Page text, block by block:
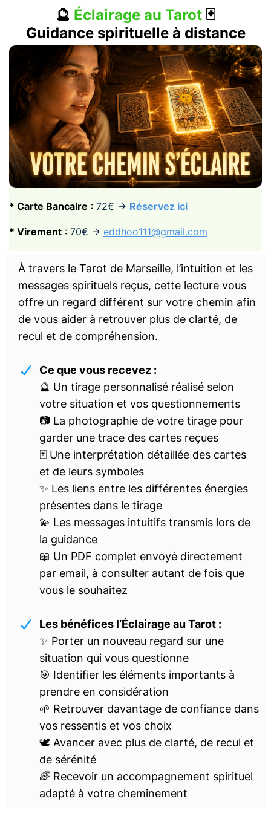
🔮 Éclairage au Tarot 🃏
Guidance spirituelle à distance
* Carte Bancaire : 72€ -> Réservez ici
* Virement : 70€ -> eddhoo111@gmail.com
À travers le Tarot de Marseille, l’intuition et les
messages spirituels reçus, cette lecture vous
offre un regard différent sur votre chemin afin
de vous aider à retrouver plus de clarté, de
recul et de compréhension.
Ce que vous recevez :
🔮 Un tirage personnalisé réalisé selon
votre situation et vos questionnements
📷 La photographie de votre tirage pour
garder une trace des cartes reçues
🃏 Une interprétation détaillée des cartes
et de leurs symboles
✨ Les liens entre les différentes énergies
présentes dans le tirage
💫 Les messages intuitifs transmis lors de
la guidance
📖 Un PDF complet envoyé directement
par email, à consulter autant de fois que
vous le souhaitez
Les bénéfices l’Éclairage au Tarot :
✨ Porter un nouveau regard sur une
situation qui vous questionne
🎯 Identifier les éléments importants à
prendre en considération
🌱 Retrouver davantage de confiance dans
vos ressentis et vos choix
🕊️ Avancer avec plus de clarté, de recul et
de sérénité
🌈 Recevoir un accompagnement spirituel
adapté à votre cheminement